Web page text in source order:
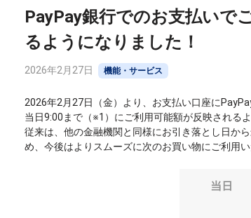
PayPay銀行でのお支払いで
るようになりました！
2026年2月27日 機能・サービス
2026年2月27日（金）より、お支払い口座に
当日9:00まで（※1）にご利用可能額が反映されるよ
従来は、他の金融機関と同様にお引き落とし日か
め、今後はよりスムーズに次のお買い物にご利用い